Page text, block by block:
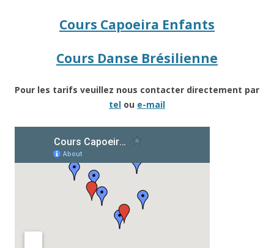
Cours Capoeira Enfants
Cours Danse Brésilienne
Pour les tarifs veuillez nous contacter directement par
tel ou e-mail